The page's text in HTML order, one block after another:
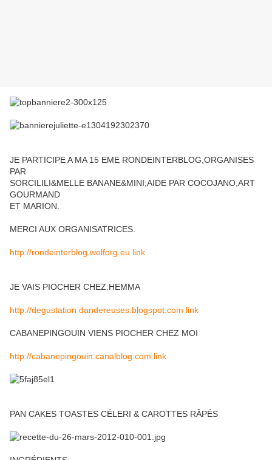
JE PARTICIPE A MA 15 EME RONDEINTERBLOG,ORGANISES
PAR
SORCILILI&MELLE BANANE&MINI;AIDE PAR COCOJANO,ART
GOURMAND
ET MARION.
MERCI AUX ORGANISATRICES.
http://rondeinterblog.wolforg.eu link
JE VAIS PIOCHER CHEZ:HEMMA
http://degustation dandereuses.blogspot.com link
CABANEPINGOUIN VIENS PIOCHER CHEZ MOI
http://cabanepingouin.canalblog.com link
PAN CAKES TOASTES CÉLERI & CAROTTES RÂPÉS